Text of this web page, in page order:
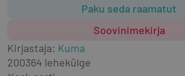
Paku seda raamatut
Soovinimekirja
Kirjastaja: Kuma
200364 lehekülge